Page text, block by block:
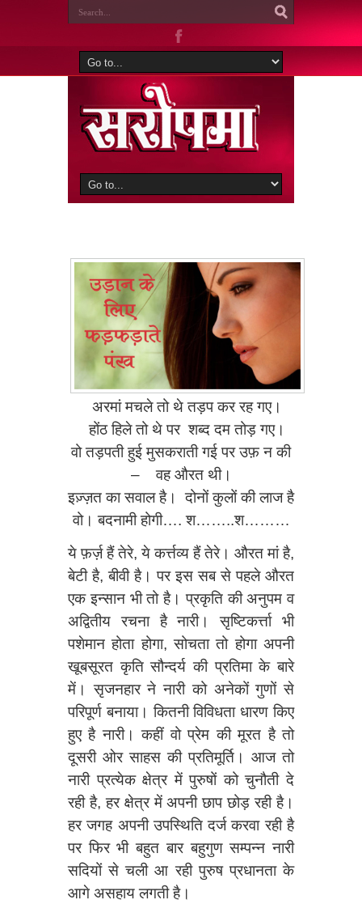
अरमां मचले तो थेतड़प कर रह गए।
होंठ हिले तो थे पर शब्द दम तोड़ गए।
वो तड़पती हुई मुसकराती गई पर उफ़ न की
– वह औरत थी।
इज़्ज़त का सवाल है।दोनों कुलों की लाज है
वो।बदनामी होगी…. श……..श………
ये फ़र्ज़ हैं तेरे, ये कर्त्तव्य हैं तेरे। औरत मां है,
बेटी है, बीवी है। पर इस सब से पहले औरत
एक इन्सान भी तो है। प्रकृति की अनुपम व
अद्वितीय रचना है नारी। सृ‍ष्टिकर्त्ता भी
पशेमान होता होगा, सोचता तो होगा अपनी
खूबसूरत कृति सौन्दर्य की प्रतिमा के बारे
में। सृजनहार ने नारी को अनेकों गुणों से
परिपूर्ण बनाया। कितनी विविधता धारण किए
हुए है नारी। कहीं वो प्रेम की मूरत है तो
दूसरी ओर साहस की प्रतिमूर्ति। आज तो
नारी प्रत्येक क्षेत्र में पुरुषों को चुनौती दे
रही है, हर क्षेत्र में अपनी छाप छोड़ रही है।
हर जगह अपनी उपस्थिति दर्ज करवा रही है
पर फिर भी बहुत बार बहुगुण सम्पन्न नारी
सदियों से चली आ रही पुरुष प्रधानता के
आगे असहाय लगती है।